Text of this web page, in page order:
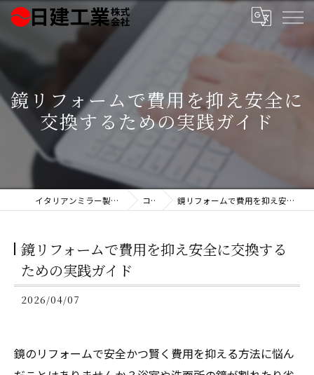
鏡リフォームで費用を抑え安全に
交換するための実践ガイド
イタリアンミラー製造の日建工業株式会社 コラム 鏡リフォームで費用を抑え安全に交換するための実践ガイド
鏡リフォームで費用を抑え安全に交換する
ための実践ガイド
2026/04/07
鏡のリフォームで安全かつ賢く費用を抑える方法に悩ん